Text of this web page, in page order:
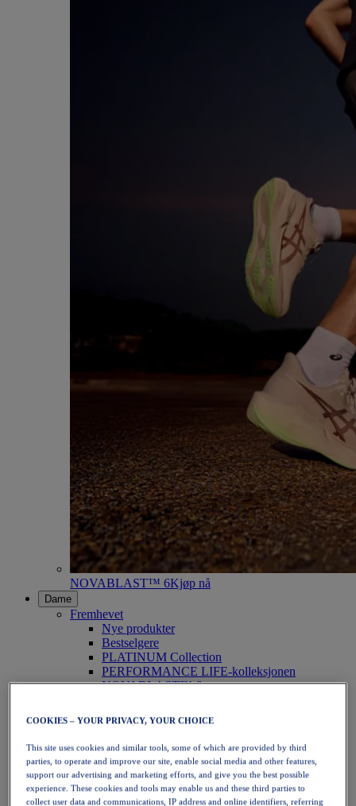
NOVABLAST™ 6Kjøp nå
Dame
Fremhevet
Nye produkter
Bestselgere
PLATINUM Collection
PERFORMANCE LIFE-kolleksjonen
NOVABLAST™ 6
Løping
Terrengløping
Tennis
Volleyball
Håndball
Padel
Netball
COOKIES – YOUR PRIVACY, YOUR CHOICE
This site uses cookies and similar tools, some of which are provided by third
parties, to operate and improve our site, enable social media and other features,
support our advertising and marketing efforts, and give you the best possible
experience. These cookies and tools may enable us and these third parties to
collect user data and communications, IP address and online identifiers, referring